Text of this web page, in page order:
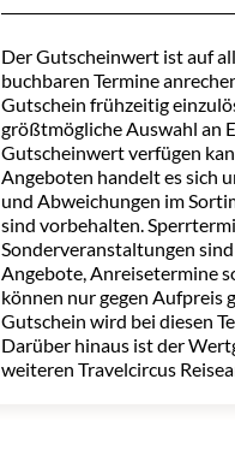
Der Gutscheinwert ist auf
buchbaren Termine
Gutschein frühzeitig
größtmögliche Auswahl an
Gutscheinwert verfügen
Angeboten handelt es sich
und Abweichungen im
sind vorbehalten.
Sonderveranstaltungen
Angebote, Anreisetermine
können nur gegen Aufpreis
Gutschein wird bei diesen
Darüber hinaus ist der
weiteren Travelcircus